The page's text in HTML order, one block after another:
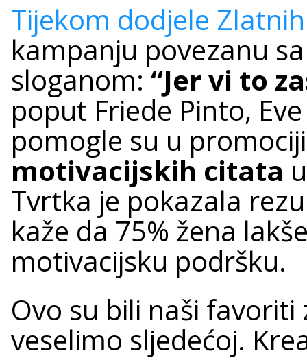
Tijekom dodjele
kampanju povezanu
sloganom:“Jer vi to
poput Friede Pinto,
pomogle su u
motivacijskih citata
Tvrtka je pokazala
kaže da 75% žena
motivacijsku podršku.
Ovo su bili naši favoriti
veselimo sljedećoj.